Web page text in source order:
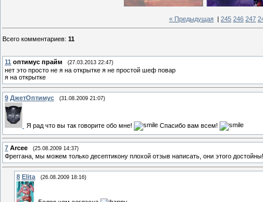
« Предыдущая 245 246 247
Всего комментариев: 11
11 оптимус прайм (27.03.2013 22:47)
нет это просто не я на открытке я не простой шеф повар
я на открытке
9 ДжетОптимус (31.08.2009 21:07)
Я рад что вы так говорите обо мне! Спасибо вам всем!
7 Arcee (25.08.2009 14:37)
Фреггана, мы можем только десептикону плохой отзыв написать, они этого достойны!
8 Elita (26.08.2009 18:16)